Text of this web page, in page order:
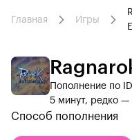
Главная Игры
Пополнение по
5 минут, редко —
Способ пополнения